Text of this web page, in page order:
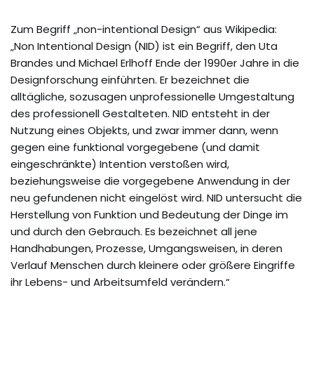
Zum Begriff „non-intentional Design“ aus Wikipedia:
„Non Intentional Design (NID) ist ein Begriff, den Uta
Brandes und Michael Erlhoff Ende der 1990er Jahre in die
Designforschung einführten. Er bezeichnet die
alltägliche, sozusagen unprofessionelle Umgestaltung
des professionell Gestalteten. NID entsteht in der
Nutzung eines Objekts, und zwar immer dann, wenn
gegen eine funktional vorgegebene (und damit
eingeschränkte) Intention verstoßen wird,
beziehungsweise die vorgegebene Anwendung in der
neu gefundenen nicht eingelöst wird. NID untersucht die
Herstellung von Funktion und Bedeutung der Dinge im
und durch den Gebrauch. Es bezeichnet all jene
Handhabungen, Prozesse, Umgangsweisen, in deren
Verlauf Menschen durch kleinere oder größere Eingriffe
ihr Lebens- und Arbeitsumfeld verändern.“